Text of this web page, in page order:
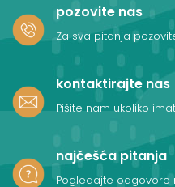
pozovite nas
Za sva pitanja
kontaktirajte nas
Pišite nam ukoliko
najčešća pitanja
Pogledajte odgovore